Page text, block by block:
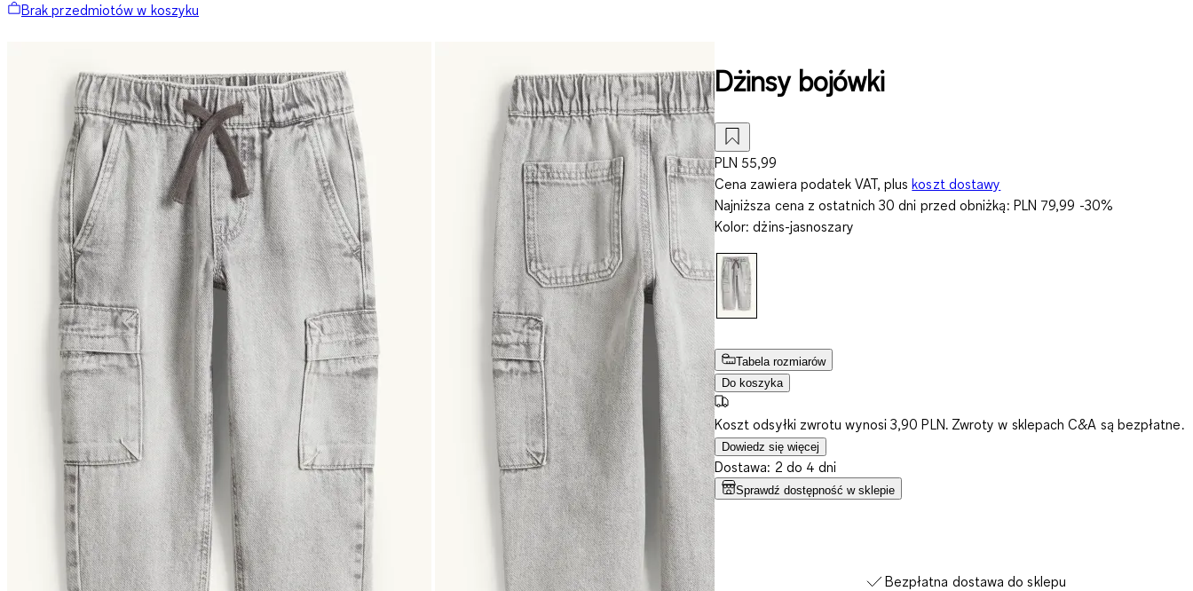
Brak przedmiotów w koszyku
Dżinsy bojówki
PLN 55,99
Cena zawiera podatek VAT, plus koszt dostawy
Najniższa cena z ostatnich 30 dni przed obniżką: PLN 79,99 -30%
Kolor: dżins-jasnoszary
Tabela rozmiarów
Do koszyka
Koszt odsyłki zwrotu wynosi 3,90 PLN. Zwroty w sklepach C&A są bezpłatne.
Dowiedz się więcej
Dostawa: 2 do 4 dni
Sprawdź dostępność w sklepie
Bezpłatna dostawa do sklepu